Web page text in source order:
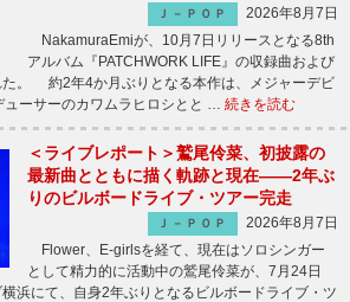
Ｊ－ＰＯＰ
2026年8月7日
NakamuraEmiが、10月7日リリースとなる8th
アルバム『PATCHWORK LIFE』の収録曲および
た。 約2年4か月ぶりとなる本作は、メジャーデビ
ューサーのカワムラヒロシとと … 続きを読む
＜ライブレポート＞鷲尾伶菜、初披露の
最新曲とともに描く軌跡と現在――2年ぶ
りのビルボードライブ・ツアー完走
Ｊ－ＰＯＰ
2026年8月7日
Flower、E-girlsを経て、現在はソロシンガー
として精力的に活動中の鷲尾伶菜が、7月24日
横浜にて、自身2年ぶりとなるビルボードライブ・ツ